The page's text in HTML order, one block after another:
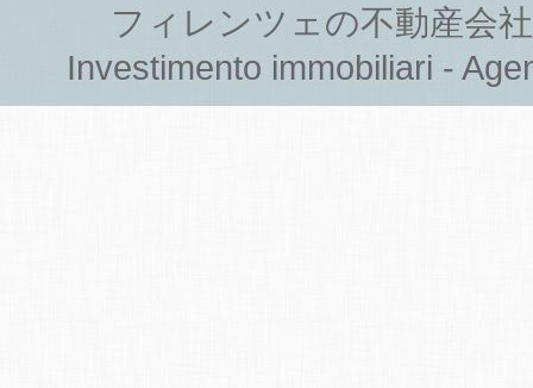
フィレンツェの不動産会
Investimento immobiliari -